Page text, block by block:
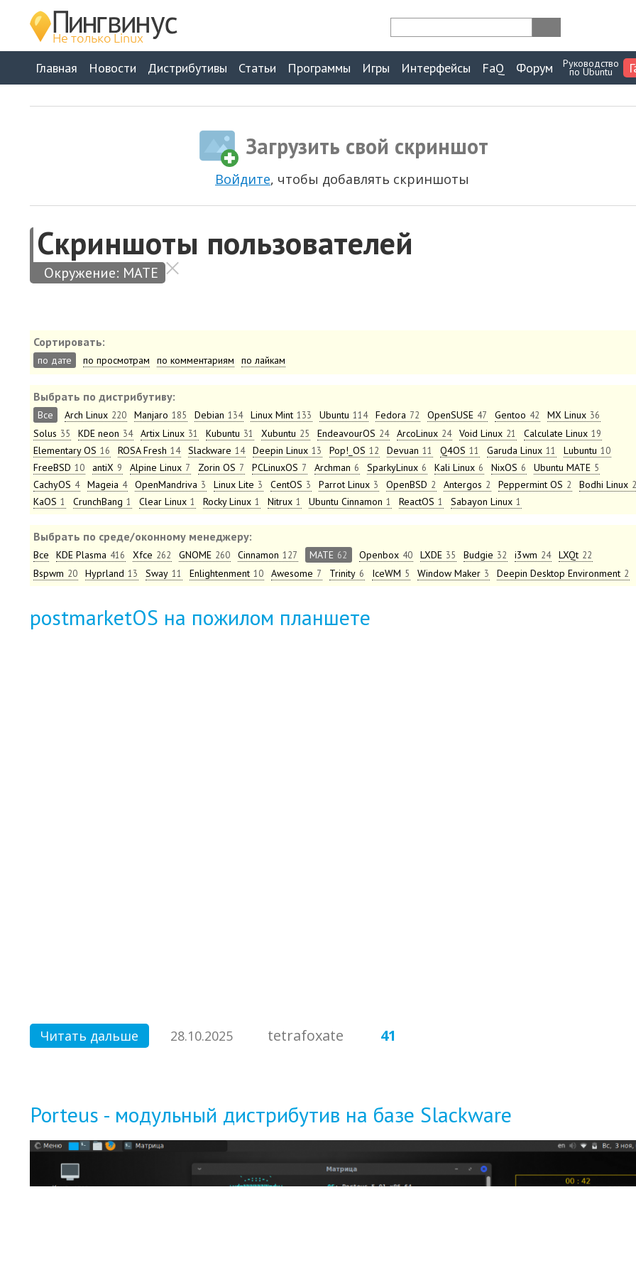
Главная Новости Дистрибутивы Статьи Программы Игры Интерфейсы FaQ Форум Руководство
по Ubuntu
Загрузить свой скриншот
Войдите, чтобы добавлять скриншоты
Скриншоты пользователей
Окружение: MATE
Сортировать:
по дате по просмотрам по комментариям по лайкам
Выбрать по дистрибутиву:
Все Arch Linux 220 Manjaro 185 Debian 134 Linux Mint 133 Ubuntu 114 Fedora 72 OpenSUSE 47 Gentoo 42 MX Linux 36
Solus 35 KDE neon 34 Artix Linux 31 Kubuntu 31 Xubuntu 25 EndeavourOS 24 ArcoLinux 24 Void Linux 21 Calculate Linux 19
Elementary OS 16 ROSA Fresh 14 Slackware 14 Deepin Linux 13 Pop!_OS 12 Devuan 11 Q4OS 11 Garuda Linux 11 Lubuntu 10
FreeBSD 10 antiX 9 Alpine Linux 7 Zorin OS 7 PCLinuxOS 7 Archman 6 SparkyLinux 6 Kali Linux 6 NixOS 6 Ubuntu MATE 5
CachyOS 4 Mageia 4 OpenMandriva 3 Linux Lite 3 CentOS 3 Parrot Linux 3 OpenBSD 2 Antergos 2 Peppermint OS 2 Bodhi Linux 2
KaOS 1 CrunchBang 1 Clear Linux 1 Rocky Linux 1 Nitrux 1 Ubuntu Cinnamon 1 ReactOS 1 Sabayon Linux 1
Выбрать по среде/оконному менеджеру:
Все KDE Plasma 416 Xfce 262 GNOME 260 Cinnamon 127 MATE 62 Openbox 40 LXDE 35 Budgie 32 i3wm 24 LXQt 22
Bspwm 20 Hyprland 13 Sway 11 Enlightenment 10 Awesome 7 Trinity 6 IceWM 5 Window Maker 3 Deepin Desktop Environment 2
postmarketOS на пожилом планшете
Читать дальше 28.10.2025 tetrafoxate 41
Porteus - модульный дистрибутив на базе Slackware